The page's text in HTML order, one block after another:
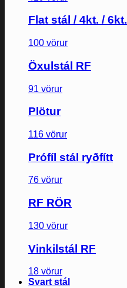
Flat stál / 4kt. / 6kt.
100 vörur
Öxulstál RF
91 vörur
Plötur
116 vörur
Prófíl stál ryðfítt
76 vörur
RF RÖR
130 vörur
Vinkilstál RF
18 vörur
Svart stál